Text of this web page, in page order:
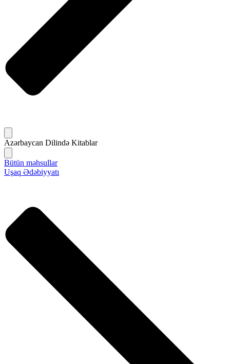
Azərbaycan Dilində Kitablar
Bütün məhsullar
Uşaq Ədəbiyyatı